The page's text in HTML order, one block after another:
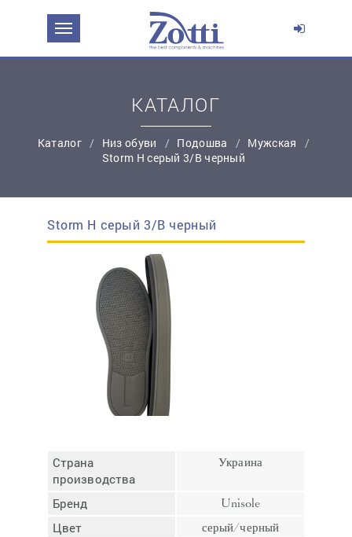
КАТАЛОГ
Каталог Низ обуви Подошва
Мужская
Storm Н серый 3/В черный
Storm Н серый 3/В черный
Страна
производства
Украина
Бренд Unisole
Цвет серый/черный
ЗАДАТЬ ВОПРОС О ПРОДУКТЕ
Эл. почта: *
Контактный телефон:*